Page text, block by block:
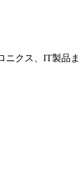
ニクス、IT製品